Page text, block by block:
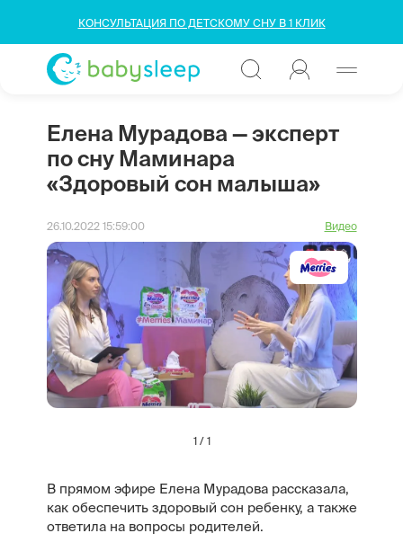
КОНСУЛЬТАЦИЯ ПО ДЕТСКОМУ СНУ В 1 КЛИК
Елена Мурадова — эксперт
по сну Маминара
«Здоровый сон малыша»
26.10.2022 15:59:00 Видео
1 / 1
В прямом эфире Елена Мурадова рассказала,
как обеспечить здоровый сон ребенку, а также
ответила на вопросы родителей.